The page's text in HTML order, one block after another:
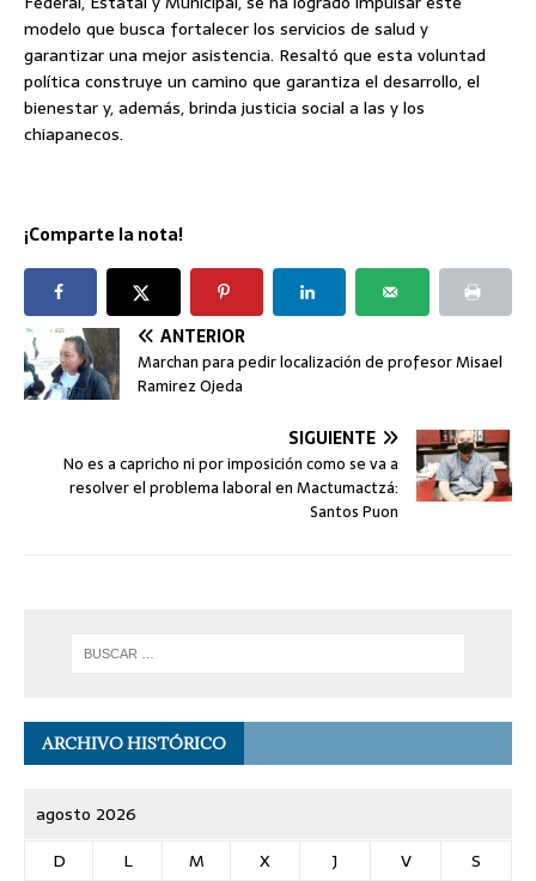
modelo que busca fortalecer los servicios de salud y
garantizar una mejor asistencia. Resaltó que esta voluntad
política construye un camino que garantiza el desarrollo, el
bienestar y, además, brinda justicia social a las y los
chiapanecos.
¡Comparte la nota!
ANTERIOR
Marchan para pedir localización de profesor Misael
Ramirez Ojeda
SIGUIENTE
No es a capricho ni por imposición como se va a
resolver el problema laboral en Mactumactzá:
Santos Puon
ARCHIVO HISTÓRICO
agosto 2026
D
L M X J V
S